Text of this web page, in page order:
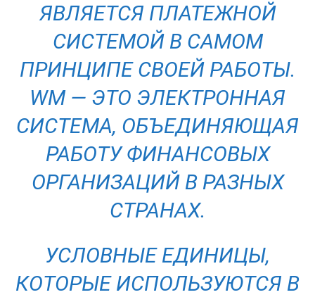
ЯВЛЯЕТСЯ ПЛАТЕЖНОЙ
СИСТЕМОЙ В САМОМ
ПРИНЦИПЕ СВОЕЙ РАБОТЫ.
WМ — ЭТО ЭЛЕКТРОННАЯ
СИСТЕМА, ОБЪЕДИНЯЮЩАЯ
РАБОТУ ФИНАНСОВЫХ
ОРГАНИЗАЦИЙ В РАЗНЫХ
СТРАНАХ.
УСЛОВНЫЕ ЕДИНИЦЫ,
КОТОРЫЕ ИСПОЛЬЗУЮТСЯ В